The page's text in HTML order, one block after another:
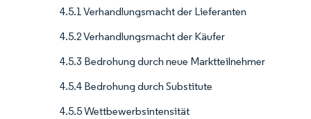
4.5.1 Verhandlungsmacht der Lieferanten
4.5.2 Verhandlungsmacht der Käufer
4.5.3 Bedrohung durch neue Marktteilnehmer
4.5.4 Bedrohung durch Substitute
4.5.5 Wettbewerbsintensität